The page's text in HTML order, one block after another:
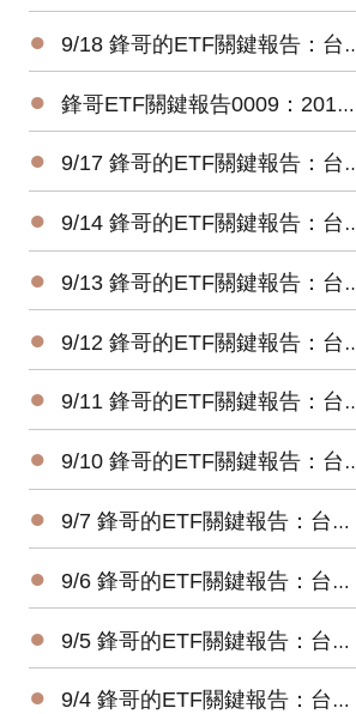
● 9/18 鋒哥的ETF關鍵報告：台股ETF每日資金流向
● 鋒哥ETF關鍵報告0009：2018-09-16
● 9/17 鋒哥的ETF關鍵報告：台股ETF每日資金流向
● 9/14 鋒哥的ETF關鍵報告：台股ETF每日資金流向
● 9/13 鋒哥的ETF關鍵報告：台股ETF每日資金流向
● 9/12 鋒哥的ETF關鍵報告：台股ETF每日資金流向
● 9/11 鋒哥的ETF關鍵報告：台股ETF每日資金流向
● 9/10 鋒哥的ETF關鍵報告：台股ETF每日資金流向
● 9/7 鋒哥的ETF關鍵報告：台股ETF每日資金流向
● 9/6 鋒哥的ETF關鍵報告：台股ETF每日資金流向
● 9/5 鋒哥的ETF關鍵報告：台股ETF每日資金流向
● 9/4 鋒哥的ETF關鍵報告：台股ETF每日資金流向